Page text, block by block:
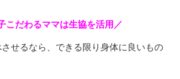
こだわるママは生協を活用／
せるなら、できる限り身体に良いもの